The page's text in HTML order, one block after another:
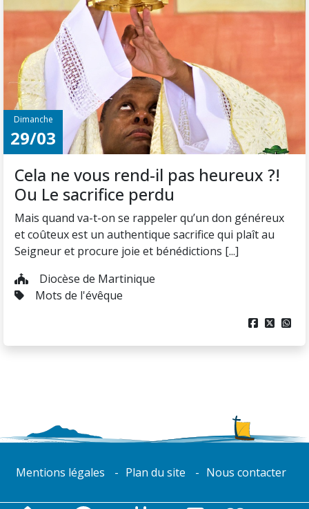
Dimanche
29/03
Cela ne vous rend-il pas heureux ?!
Ou Le sacrifice perdu
Mais quand va-t-on se rappeler qu’un don généreux
et coûteux est un authentique sacrifice qui plaît au
Seigneur et procure joie et bénédictions [...]
Diocèse de Martinique
Mots de l'évêque
  
Mentions légales Plan du site Nous contacter